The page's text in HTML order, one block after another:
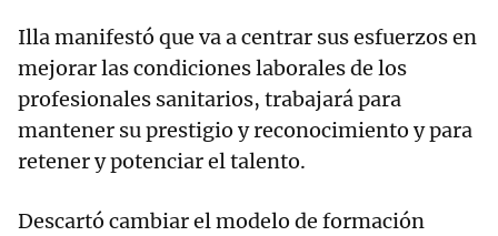
Illa manifestó que va a centrar sus esfuerzos en
mejorar las condiciones laborales de los
profesionales sanitarios, trabajará para
mantener su prestigio y reconocimiento y para
retener y potenciar el talento.
Descartó cambiar el modelo de formación